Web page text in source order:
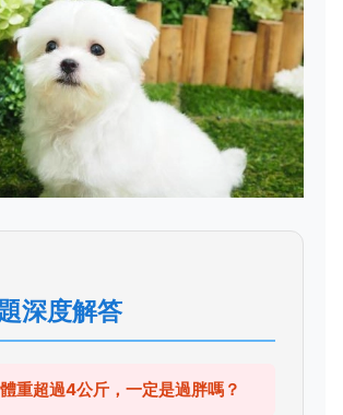
深度解答
重超過4公斤，一定是過胖嗎？